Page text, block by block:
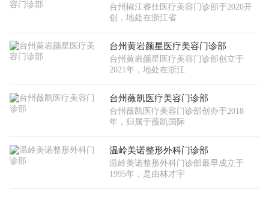
台州椒江睿仕医疗美容门诊部于2020开
创，地处在浙江省
台州黄岩颜星医疗美容门诊部
台州黄岩颜星医疗美容门诊部创立于
2021年，地处在浙江
台州薇凯医疗美容门诊部
台州薇凯医疗美容门诊部创办于2018
年，归属于薇凯国际
温岭美诺整形外科门诊部
温岭美诺整形外科门诊部最早成立于
1995年，是由林才宇